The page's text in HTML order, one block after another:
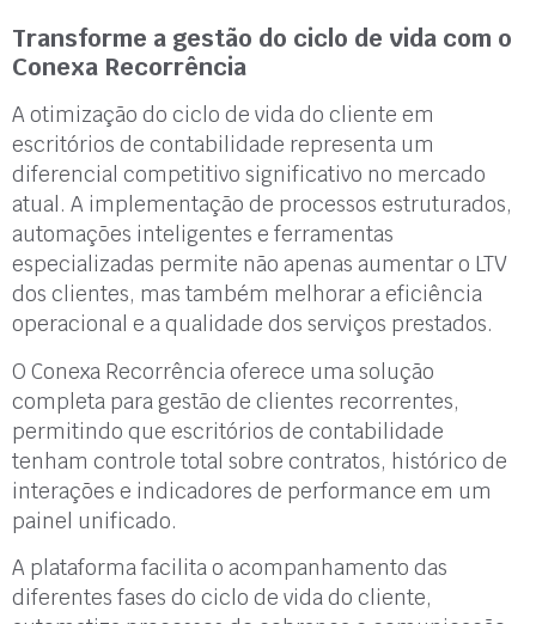
Transforme a gestão do ciclo de vida com o
Conexa Recorrência
A otimização do ciclo de vida do cliente em
escritórios de contabilidade representa um
diferencial competitivo significativo no mercado
atual. A implementação de processos estruturados,
automações inteligentes e ferramentas
especializadas permite não apenas aumentar o LTV
dos clientes, mas também melhorar a eficiência
operacional e a qualidade dos serviços prestados.
O Conexa Recorrência oferece uma solução
completa para gestão de clientes recorrentes,
permitindo que escritórios de contabilidade
tenham controle total sobre contratos, histórico de
interações e indicadores de performance em um
painel unificado.
A plataforma facilita o acompanhamento das
diferentes fases do ciclo de vida do cliente,